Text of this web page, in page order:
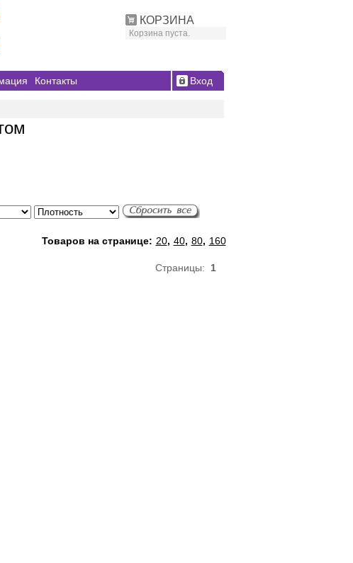
КОРЗИНА
Корзина пуста.
Контакты Вход
Товаров на странице: 20, 40, 80, 160
Страницы: 1